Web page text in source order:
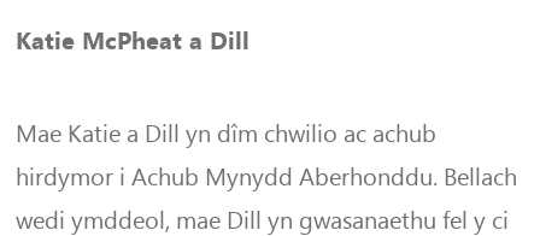
Katie McPheat a Dill
Mae Katie a Dill yn dîm chwilio ac achub
hirdymor i Achub Mynydd Aberhonddu. Bellach
wedi ymddeol, mae Dill yn gwasanaethu fel y ci